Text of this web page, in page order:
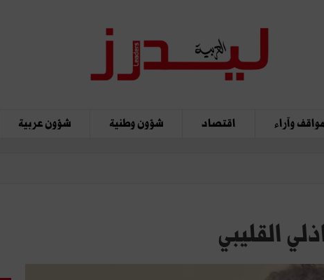
مواقف وآراء اقتصاد شؤون وطنية شؤون عربية
القليبي